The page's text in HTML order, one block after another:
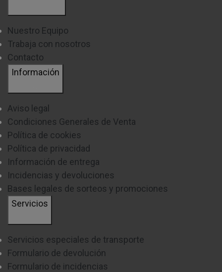
Nuestro Equipo
Trabaja con nosotros
Contacto
Información
Aviso legal
Condiciones Generales de Venta
Política de cookies
Política de privacidad
Información de entrega
Incidencias y devoluciones
Bases legales de sorteos y promociones
Servicios
Servicios especiales de transporte
Formulario de devolución
Formulario de incidencias